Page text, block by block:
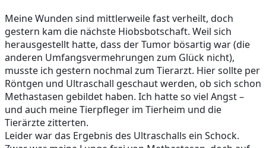
Meine Wunden sind mittlerweile fast verheilt, doch
gestern kam die nächste Hiobsbotschaft. Weil sich
herausgestellt hatte, dass der Tumor bösartig war (die
anderen Umfangsvermehrungen zum Glück nicht),
musste ich gestern nochmal zum Tierarzt. Hier sollte per
Röntgen und Ultraschall geschaut werden, ob sich schon
Methastasen gebildet haben. Ich hatte so viel Angst –
und auch meine Tierpfleger im Tierheim und die
Tierärzte zitterten.
Leider war das Ergebnis des Ultraschalls ein Schock.